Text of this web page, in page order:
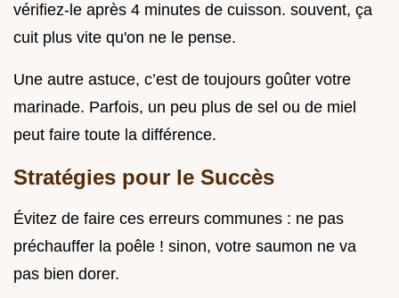
vérifiez-le après 4 minutes de cuisson. souvent, ça
cuit plus vite qu'on ne le pense.
Une autre astuce, c’est de toujours goûter votre
marinade. Parfois, un peu plus de sel ou de miel
peut faire toute la différence.
Stratégies pour le Succès
Évitez de faire ces erreurs communes : ne pas
préchauffer la poêle ! sinon, votre saumon ne va
pas bien dorer.